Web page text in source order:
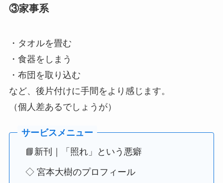
③家事系
・タオルを畳む
・食器をしまう
・布団を取り込む
など、後片付けに手間をより感じます。
（個人差あるでしょうが）
📘新刊｜「照れ」という悪癖
◇ 宮本大樹のプロフィール